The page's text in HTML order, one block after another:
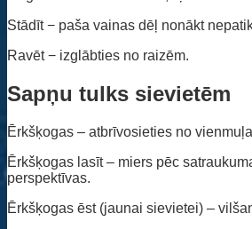
Stādīt − paša vainas dēļ nonākt
Ravēt − izglābties no raizēm.
Sapņu tulks sievietēm
Ērkšķogas – atbrīvosieties no
Ērkšķogas lasīt – miers pēc
perspektīvas.
Ērkšķogas ēst (jaunai sievietei) –